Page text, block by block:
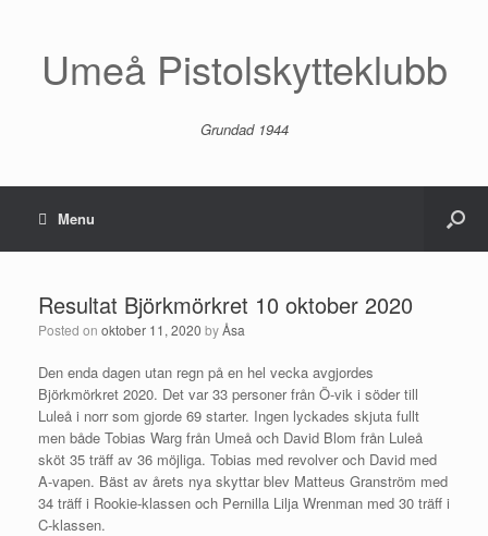
Umeå Pistolskytteklubb
Grundad 1944
Menu
Resultat Björkmörkret 10 oktober 2020
Posted on oktober 11, 2020 byÅsa
Den enda dagen utan regn på en hel vecka avgjordes
Björkmörkret 2020. Det var 33 personer från Ö-vik i söder till
Luleå i norr som gjorde 69 starter. Ingen lyckades skjuta fullt
men både Tobias Warg från Umeå och David Blom från Luleå
sköt 35 träff av 36 möjliga. Tobias med revolver och David med
A-vapen. Bäst av årets nya skyttar blev Matteus Granström med
34 träff i Rookie-klassen och Pernilla Lilja Wrenman med 30 träff i
C-klassen.